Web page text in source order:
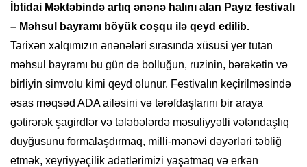
İbtidai Məktəbində artıq ənənə halını alan Payız festivalı
– Məhsul bayramı böyük coşqu ilə qeyd edilib.
Tarixən xalqımızın ənənələri sırasında xüsusi yer tutan
məhsul bayramı bu gün də bolluğun, ruzinin, bərəkətin və
birliyin simvolu kimi qeyd olunur. Festivalın keçirilməsində
əsas məqsəd ADA ailəsini və tərəfdaşlarını bir araya
gətirərək şagirdlər və tələbələrdə məsuliyyətli vətəndaşlıq
duyğusunu formalaşdırmaq, milli-mənəvi dəyərləri təbliğ
etmək, xeyriyyəçilik adətlərimizi yaşatmaq və erkən